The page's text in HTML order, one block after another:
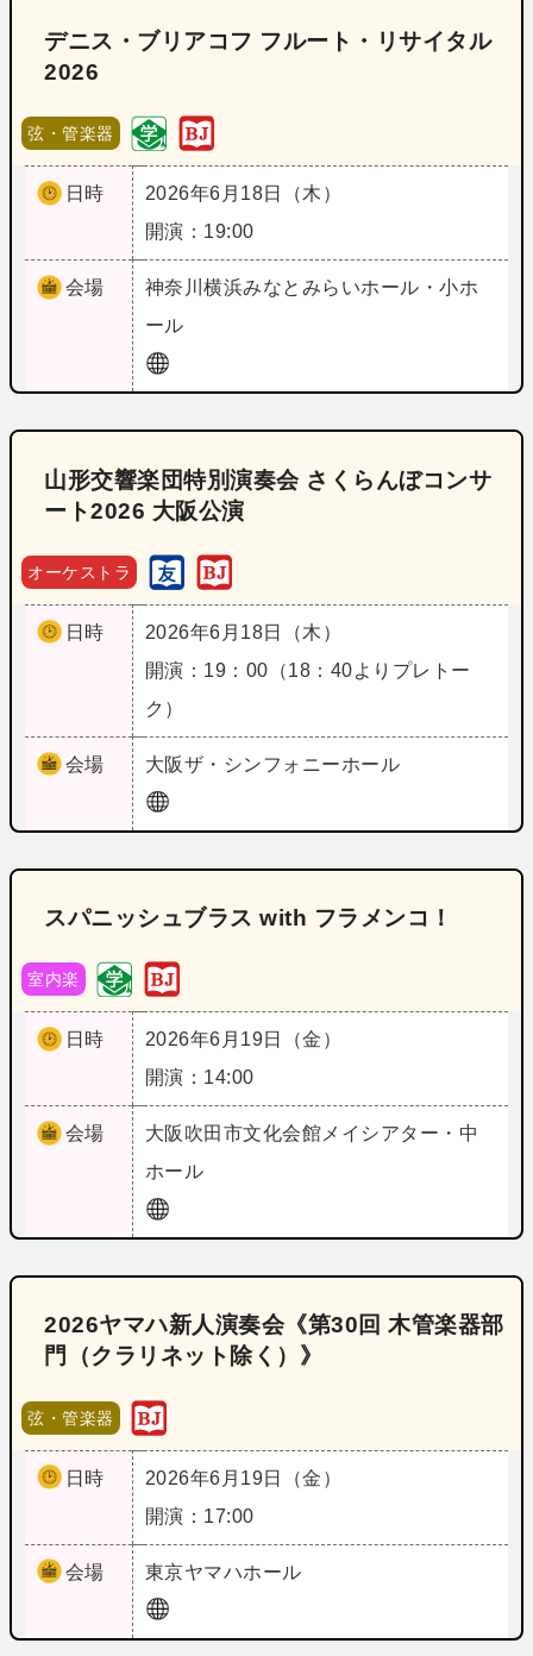
デニス・ブリアコフ フルート・リサイタル
2026
弦・管楽器
日時
2026年6月18日（木）
開演：19:00
会場 神奈川横浜みなとみらいホール・小ホ
ール
山形交響楽団特別演奏会 さくらんぼコンサ
ート2026 大阪公演
オーケストラ
日時
2026年6月18日（木）
開演：19：00（18：40よりプレトー
ク）
会場 大阪ザ・シンフォニーホール
スパニッシュブラス with フラメンコ！
室内楽
日時
2026年6月19日（金）
開演：14:00
会場 大阪 吹田市文化会館メイシアター・中
ホール
2026ヤマハ新人演奏会《第30回 木管楽器部
門（クラリネット除く）》
弦・管楽器
日時
2026年6月19日（金）
開演：17:00
会場 東京ヤマハホール